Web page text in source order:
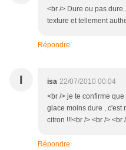
<br /> Dure ou pas
texture et tellement
Répondre
I isa 22/07/2010 00:04
<br /> je te confirme
glace moins dure , c'est
citron !!!<br /> <br /> <br
Répondre